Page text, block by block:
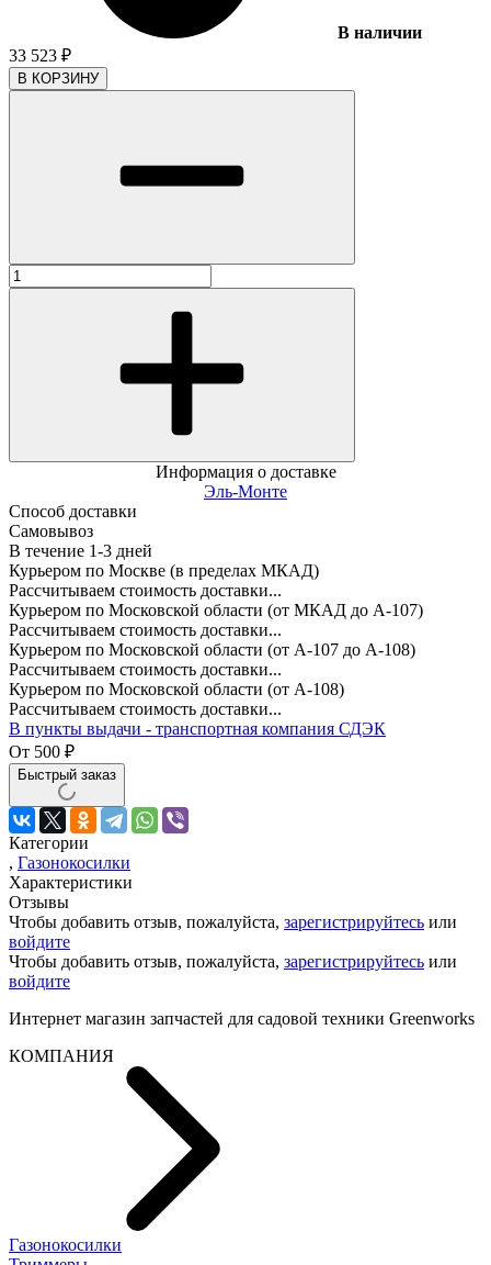
В наличии
33 523 ₽
В КОРЗИНУ
Информация о доставке
Эль-Монте
Способ доставки
Самовывоз
В течение 1-3 дней
Курьером по Москве (в пределах МКАД)
Рассчитываем стоимость доставки...
Курьером по Московской области (от МКАД до А-107)
Рассчитываем стоимость доставки...
Курьером по Московской области (от А-107 до А-108)
Рассчитываем стоимость доставки...
Курьером по Московской области (от А-108)
Рассчитываем стоимость доставки...
В пункты выдачи - транспортная компания СДЭК
От 500 ₽
Быстрый заказ
Категории
, Газонокосилки
Характеристики
Отзывы
Чтобы добавить отзыв, пожалуйста, зарегистрируйтесь или
войдите
Чтобы добавить отзыв, пожалуйста, зарегистрируйтесь или
войдите
Интернет магазин запчастей для садовой техники Greenworks
КОМПАНИЯ
Газонокосилки